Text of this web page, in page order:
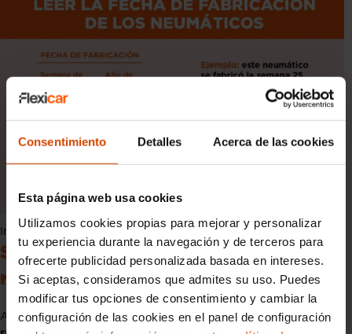
Consentimiento Detalles Acerca de las cookies
Esta página web usa cookies
Utilizamos cookies propias para mejorar y personalizar
tu experiencia durante la navegación y de terceros para
ofrecerte publicidad personalizada basada en intereses.
Si aceptas, consideramos que admites su uso. Puedes
modificar tus opciones de consentimiento y cambiar la
configuración de las cookies en el panel de configuración
Infografía: Consultar fecha de caducidad de los neumáticos
Sanciones por no circular con las
ruedas adecuadas
A pesar de queno existe ninguna sanción por circular con